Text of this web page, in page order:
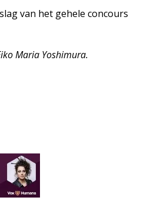
van het gehele concours
Maria Yoshimura.